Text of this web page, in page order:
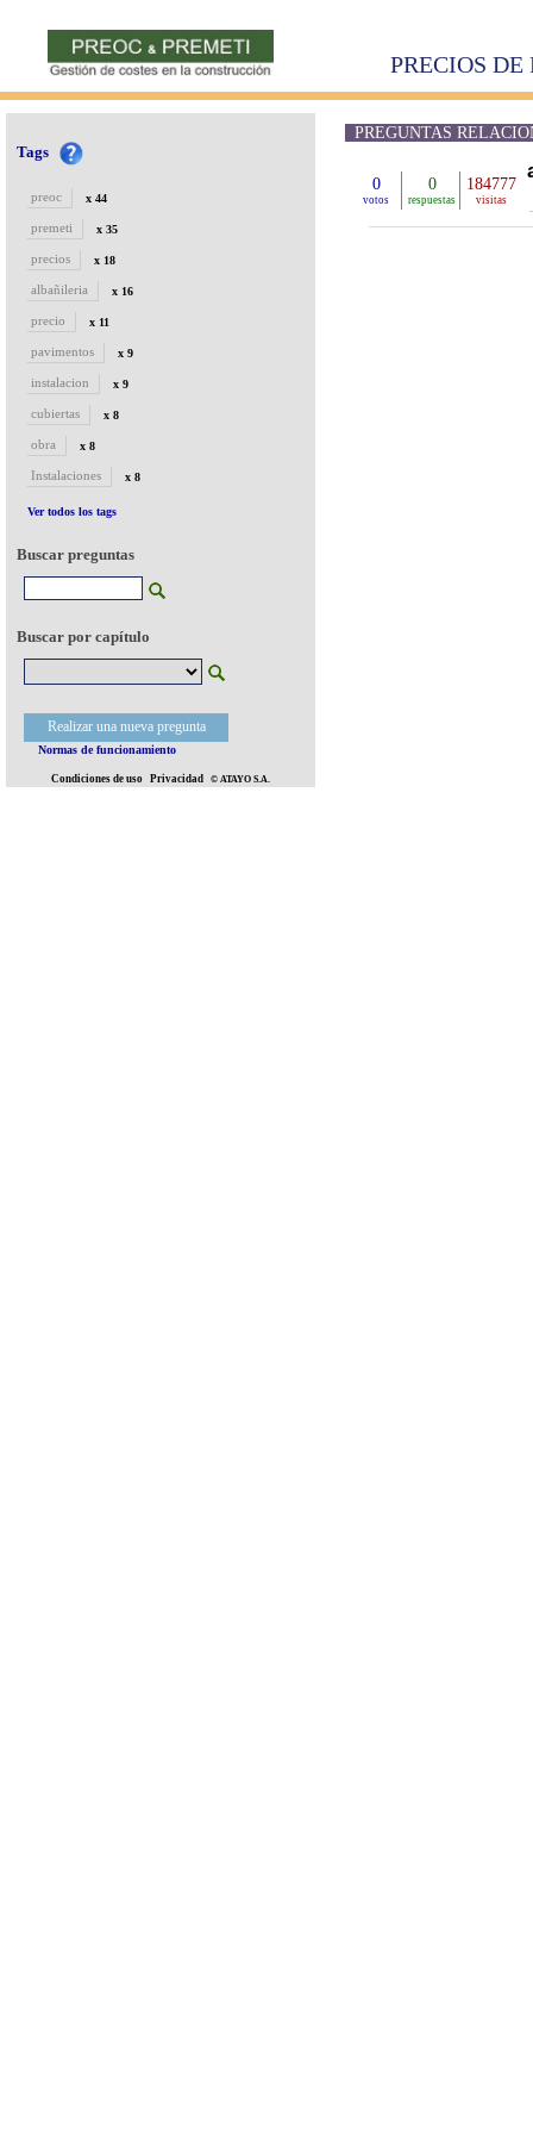
PRECIOS
Tags
preoc x 44
premeti x 35
precios x 18
albañileria x 16
precio x 11
pavimentos x 9
instalacion x 9
cubiertas x 8
obra x 8
Instalaciones x 8
Ver todos los tags
Buscar preguntas
Buscar por capítulo
Realizar una nueva pregunta
Normas de funcionamiento
Condiciones de uso Privacidad © ATAYO S.A.
PREGUNTAS
0
votos
0
respuestas
184777
visitas